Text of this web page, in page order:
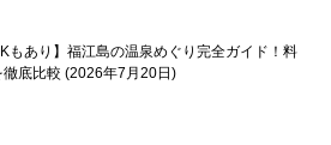
もあり】福江島の温泉めぐり完全ガイド！料
底比較 2026年7月20日